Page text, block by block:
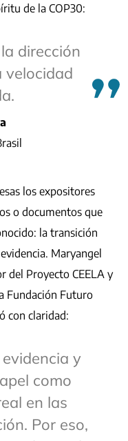
de la COP30:
dirección
velocidad
los expositores
o documentos que
la transición
Maryangel
del Proyecto CEELA y
Fundación Futuro
con claridad:
y
como
en las
Por eso,